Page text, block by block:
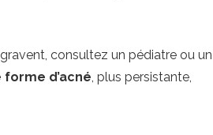
consultez un pédiatre ou un
d’acné, plus persistante,